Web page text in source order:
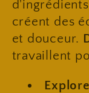
créent des
et douceur.
travaillent